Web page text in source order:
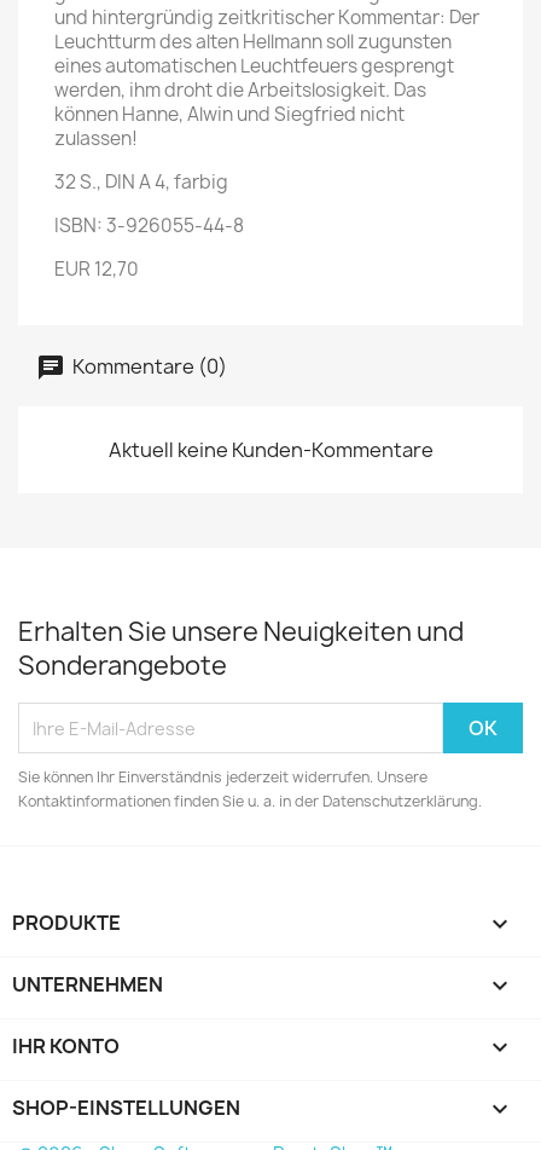
und hintergründig zeitkritischer Kommentar: Der
Leuchtturm des alten Hellmann soll zugunsten
eines automatischen Leuchtfeuers gesprengt
werden, ihm droht die Arbeitslosigkeit. Das
können Hanne, Alwin und Siegfried nicht
zulassen!
32 S., DIN A 4, farbig
ISBN: 3-926055-44-8
EUR 12,70
Kommentare (0)
Aktuell keine Kunden-Kommentare
Erhalten Sie unsere Neuigkeiten und
Sonderangebote
Sie können Ihr Einverständnis jederzeit widerrufen. Unsere
Kontaktinformationen finden Sie u. a. in der Datenschutzerklärung.
PRODUKTE 
UNTERNEHMEN 
IHR KONTO 
SHOP-EINSTELLUNGEN keyboard_arrow_down